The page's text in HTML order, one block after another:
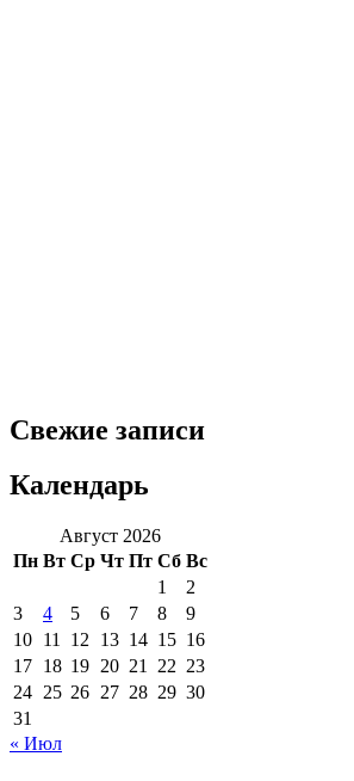
Свежие записи
Календарь
Август 2026
Пн Вт Ср Чт Пт Сб Вс
1
2
3
4 5 6 7 8
9
10 11 12 13 14 15 16
17 18 19 20 21 22 23
24 25 26 27 28 29 30
31
« Июл